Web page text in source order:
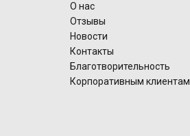
О нас
Отзывы
Новости
Контакты
Благотворительность
Корпоративным клиентам